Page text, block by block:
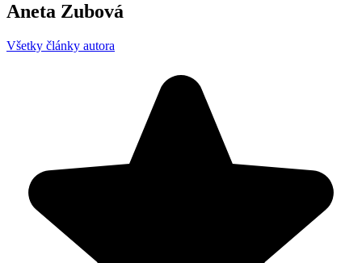
Aneta Zubová
Všetky články autora